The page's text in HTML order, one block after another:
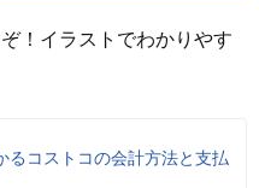
！イラストでわかりやす
るコストコの会計方法と支払